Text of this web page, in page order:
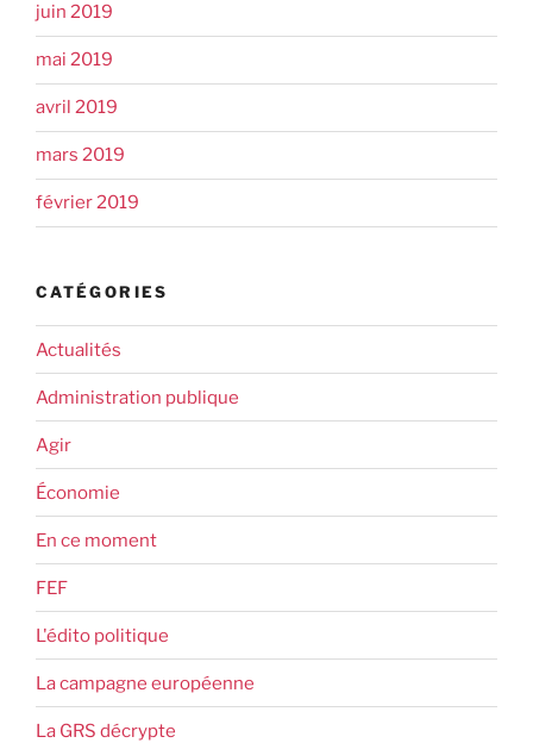
juin 2019
mai 2019
avril 2019
mars 2019
février 2019
CATÉGORIES
Actualités
Administration publique
Agir
Économie
En ce moment
FEF
L'édito politique
La campagne européenne
La GRS décrypte